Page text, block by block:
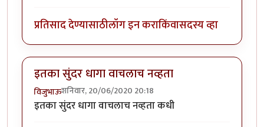
प्रतिसाद देण्यासाठीलॉग इन कराकिंवासदस्य व्हा
इतका सुंदर धागा वाचलाच नव्हता
विजुभाऊशनिवार, 20/06/2020 20:18
इतका सुंदर धागा वाचलाच नव्हता कधी